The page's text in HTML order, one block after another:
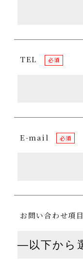
TEL 必須
E-mail 必須
お問い合わせ項目